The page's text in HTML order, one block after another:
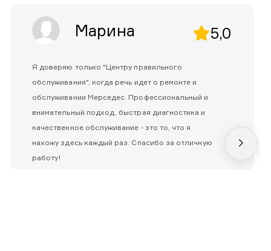
Марина 5,0
Я доверяю только "Центру правильного
обслуживания", когда речь идет о ремонте и
обслуживании Мерседес. Профессиональный и
внимательный подход, быстрая диагностика и
качественное обслуживание - это то, что я
нахожу здесь каждый раз. Спасибо за отличную
работу!